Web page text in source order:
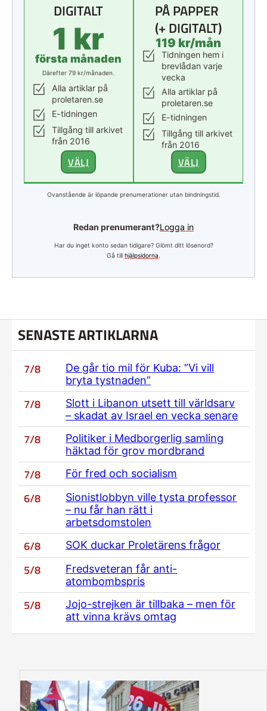
DIGITALT
1 kr
första månaden
Därefter 79 kr/månaden.
Alla artiklar på
proletaren.se
E-tidningen
Tillgång till arkivet
från 2016
VÄLJ
PÅ PAPPER
(+ DIGITALT)
119 kr/mån
Tidningen hem i
brevlådan varje
vecka
Alla artiklar på
proletaren.se
E-tidningen
Tillgång till arkivet
från 2016
VÄLJ
Ovanstående är löpande prenumerationer utan bindningstid.
Redan prenumerant?Logga in
Har du inget konto sedan tidigare? Glömt ditt lösenord?
Gå till hjälpsidorna.
SENASTE ARTIKLARNA
7/8
De går tio mil för Kuba: ”Vi vill
bryta tystnaden”
7/8
Slott i Libanon utsett till världsarv
– skadat av Israel en vecka senare
7/8
Politiker i Medborgerlig samling
häktad för grov mordbrand
7/8 För fred och socialism
6/8
Sionistlobbyn ville tysta professor
– nu får han rätt i
arbetsdomstolen
6/8 SOK duckar Proletärens frågor
5/8
Fredsveteran får anti-
atombombspris
5/8
Jojo-strejken är tillbaka – men för
att vinna krävs omtag